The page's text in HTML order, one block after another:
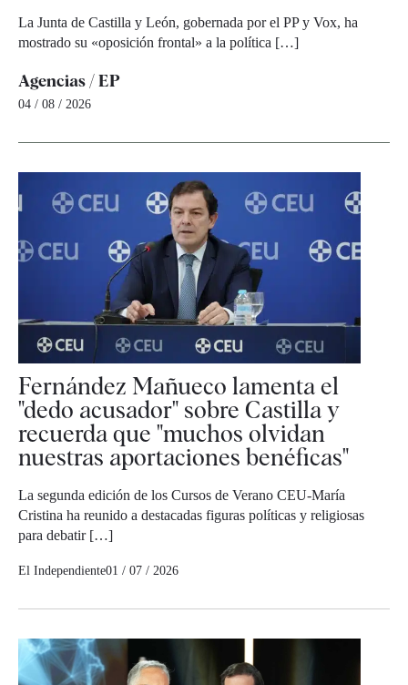
La Junta de Castilla y León, gobernada por el PP y Vox, ha
mostrado su «oposición frontal» a la política […]
Agencias / EP
04 / 08 / 2026
Fernández Mañueco lamenta el
"dedo acusador" sobre Castilla y
recuerda que "muchos olvidan
nuestras aportaciones benéficas"
La segunda edición de los Cursos de Verano CEU-María
Cristina ha reunido a destacadas figuras políticas y religiosas
para debatir […]
El Independiente01 / 07 / 2026